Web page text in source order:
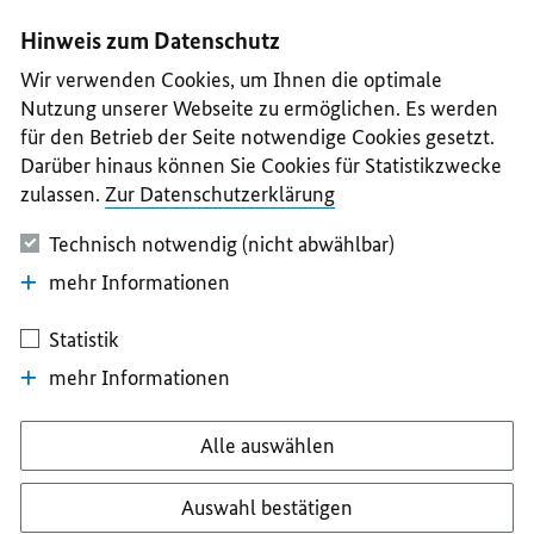
II
III
IV
V
Hinweis zum Datenschutz
Wir verwenden Cookies, um Ihnen die optimale
Nutzung unserer Webseite zu ermöglichen. Es werden
für den Betrieb der Seite notwendige Cookies gesetzt.
Darüber hinaus können Sie Cookies für Statistikzwecke
zulassen. Zur Datenschutzerklärung
Technisch notwendig (nicht abwählbar)
mehr Informationen
Statistik
mehr Informationen
Alle auswählen
Auswahl bestätigen